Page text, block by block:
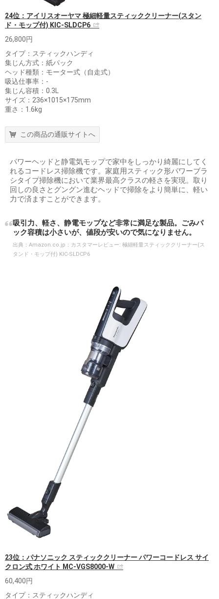
24位：アイリスオーヤマ 極細軽量スティッククリーナー(スタン
ド・モップ付) KIC-SLDCP6
26,800円
タイプ：スティックハンディ
集じん方式：紙パック
ヘッド種類：モーター式（自走式）
吸込仕事率：-
集じん容積：0.3L
サイズ：236×1015×175mm
重さ：1.6kg
この商品の通販サイトへ
パワーヘッドと静電気モップで家中をしっかり綺麗にしてく
れるコードレス掃除機です。家庭用スティック形パワーブラ
シタイプ掃除機において業界最高クラスの軽さを実現。取り
回しの良さとグングン進むヘッドで掃除をより簡単に、軽い
力で済ますことができます。
吸引力、軽さ、静電モップなど非常に満足な製品。ごみパ
ック容積は小さいが、値段が安いので気になりません。
出典： Amazon.co.jp：カスタマーレビュー: 極細軽量スティッククリーナー(ス
タンド・モップ付) KIC-SLDCP6
23位：パナソニック スティッククリーナー パワーコードレス サイ
クロン式 ホワイト MC-VGS8000-W
60,400円
タイプ：スティックハンディ